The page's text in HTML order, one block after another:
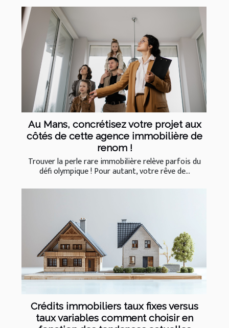
Au Mans, concrétisez votre projet aux
côtés de cette agence immobilière de
renom !
Trouver la perle rare immobilière relève parfois du
défi olympique ! Pour autant, votre rêve de...
Crédits immobiliers taux fixes versus
taux variables comment choisir en